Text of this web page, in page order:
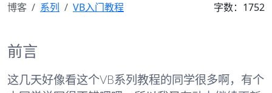
博客
系列 VB入门教程 字数：1752
前言
这几天好像看这个VB系列教程的同学很多啊，有个